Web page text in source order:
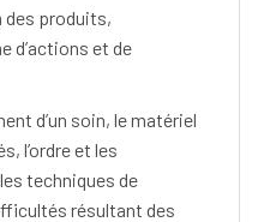
des produits,
d’actions et de
d’un soin, le matériel
l’ordre et les
techniques de
résultant des